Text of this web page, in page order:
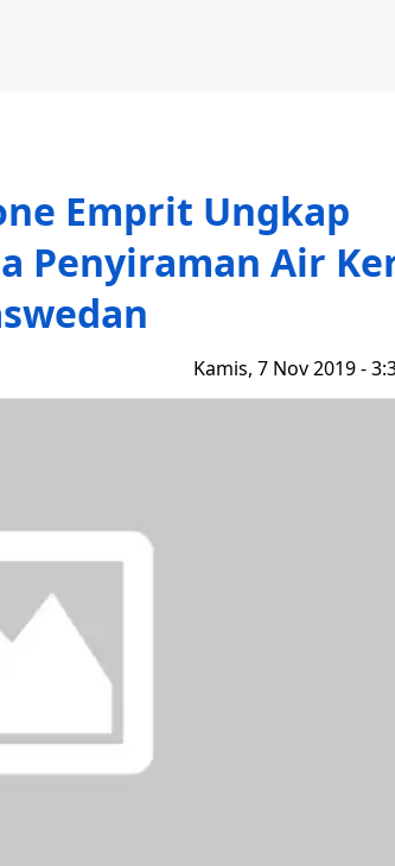
Emprit Ungkap
Penyiraman Air
Kamis, 7 Nov 2019 -